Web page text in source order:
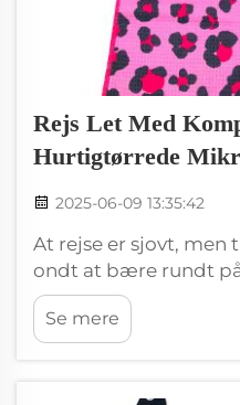
Rejs Let Med
Hurtigtørrede
2025-06-09 13:35:42
At rejse er sjovt,
ondt at bære rundt
hvor handklæder
være mest nyttig.
Wxivytextile-
Se mere